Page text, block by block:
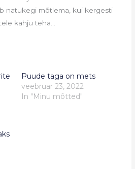
natukegi mõtlema, kui kergesti
kahju teha…
Puude taga on mets
veebruar 23, 2022
In "Minu mõtted"